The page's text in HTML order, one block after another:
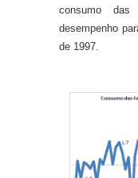
consumo
desempenho
de 1997.